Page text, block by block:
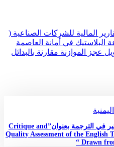
المالية للشركات الصناعية (
البلاستيك في أمانة العاصمة
عجز الموازنة مقارنة بالبدائل
الأكاديمية اليمنية تناقش رسالة ماجستير في الترجمة بعنوان”Critique and
Quality Assessment of the English
Drawn